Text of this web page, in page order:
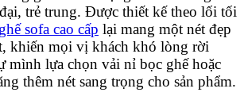
trẻ trung. Được thiết kế theo lối tối
ghế sofa cao cấp lại mang một nét đẹp
khiến mọi vị khách khó lòng rời
mình lựa chọn vải nỉ bọc ghế hoặc
thêm nét sang trọng cho sản phẩm.